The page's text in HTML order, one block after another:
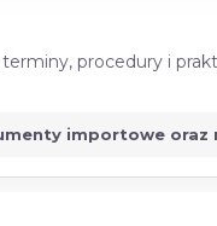
procedury i
importowe oraz